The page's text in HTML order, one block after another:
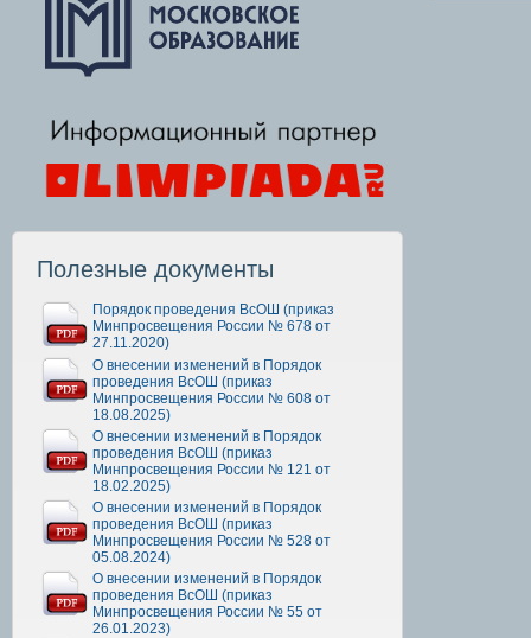
Полезные документы
Порядок проведения ВсОШ (приказ
Минпросвещения России № 678 от
27.11.2020)
О внесении изменений в Порядок
проведения ВсОШ (приказ
Минпросвещения России № 608 от
18.08.2025)
О внесении изменений в Порядок
проведения ВсОШ (приказ
Минпросвещения России № 121 от
18.02.2025)
О внесении изменений в Порядок
проведения ВсОШ (приказ
Минпросвещения России № 528 от
05.08.2024)
О внесении изменений в Порядок
проведения ВсОШ (приказ
Минпросвещения России № 55 от
26.01.2023)